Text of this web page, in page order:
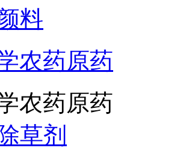
料
农药原药
农药原药
草剂